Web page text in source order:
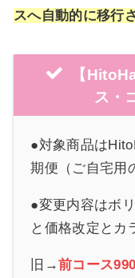
スへ自動的に移行
【
ス・
●対象商品は
期便（ご自宅用
●変更内容はボ
と価格改定とカ
旧→前コース